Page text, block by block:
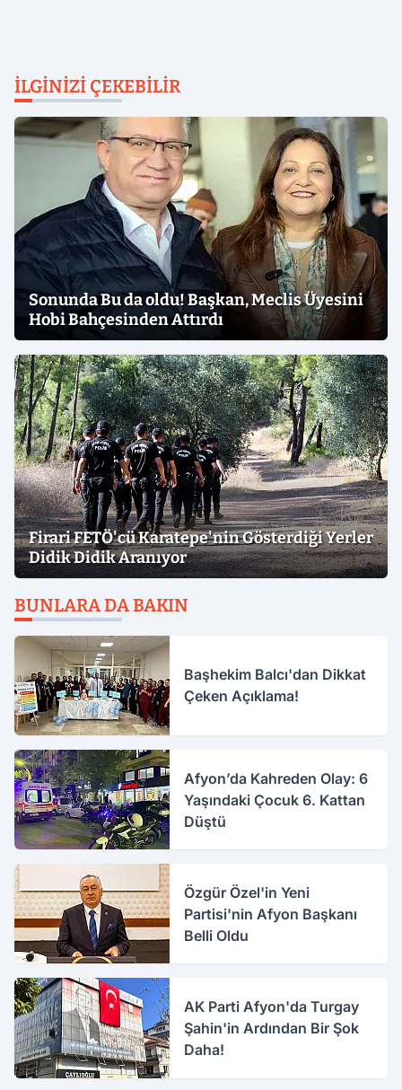
İLGINIZI ÇEKEBILIR
Sonunda Bu da oldu! Başkan, Meclis Üyesini
Hobi Bahçesinden Attırdı
Firari FETÖ'cü Karatepe'nin Gösterdiği Yerler
Didik Didik Aranıyor
BUNLARA DA BAKIN
Başhekim Balcı'dan Dikkat
Çeken Açıklama!
Afyon’da Kahreden Olay: 6
Yaşındaki Çocuk 6. Kattan
Düştü
Özgür Özel'in Yeni
Partisi'nin Afyon Başkanı
Belli Oldu
AK Parti Afyon'da Turgay
Şahin'in Ardından Bir Şok
Daha!